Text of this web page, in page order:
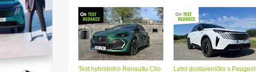
Test hybridního Renaultu Clio
Letní dostaveníčko s Peugeot